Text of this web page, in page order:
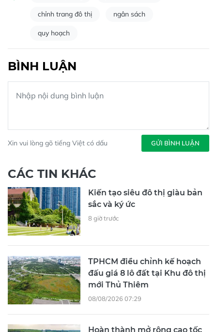
chỉnh trang đô thị ngân sách
quy hoạch
BÌNH LUẬN
Xin vui lòng gõ tiếng Việt có dấu GỬI BÌNH LUẬN
CÁC TIN KHÁC
Kiến tạo siêu đô thị giàu bản
sắc và ký ức
8 giờ trước
TPHCM điều chỉnh kế hoạch
đấu giá 8 lô đất tại Khu đô thị
mới Thủ Thiêm
08/08/2026 07:29
Hoàn thành mở rộng cao tốc